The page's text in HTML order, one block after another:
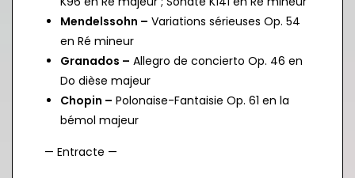
Mendelssohn – Variations sérieuses Op. 54
en Ré mineur
Granados – Allegro de concierto Op. 46 en
Do dièse majeur
Chopin – Polonaise-Fantaisie Op. 61 en la
bémol majeur
— Entracte —